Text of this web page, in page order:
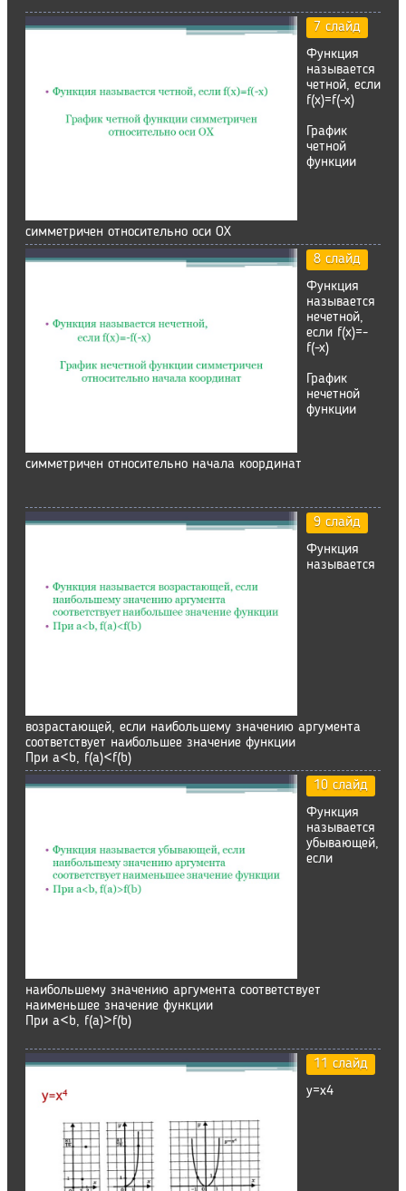
7 слайд
Функция
называется
четной, если
f(x)=f(-x)
График
четной
функции
симметричен относительно оси ОХ
8 слайд
Функция
называется
нечетной,
если f(x)=-
f(-x)
График
нечетной
функции
симметричен относительно начала координат
9 слайд
Функция
называется
возрастающей, если наибольшему значению аргумента
соответствует наибольшее значение функции
При a<b, f(a)<f(b)
10 слайд
Функция
называется
убывающей,
если
наибольшему значению аргумента соответствует
наименьшее значение функции
При a<b, f(a)>f(b)
11 слайд
у=х4